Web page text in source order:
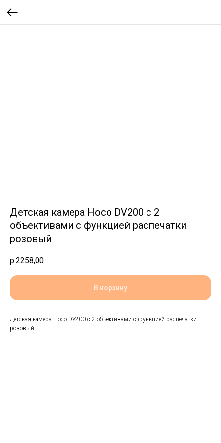
Детская камера Hoco DV200 с 2
объективами с функцией распечатки
розовый
р.2258,00
В корзину
Детская камера Hoco DV200 с 2 объективами с функцией распечатки
розовый